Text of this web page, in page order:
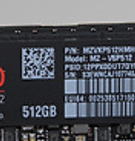
모두 다 연결 가능 합니다.
게 조립을 해야만 사용이
PCIe 4배속 카드 ,M.2